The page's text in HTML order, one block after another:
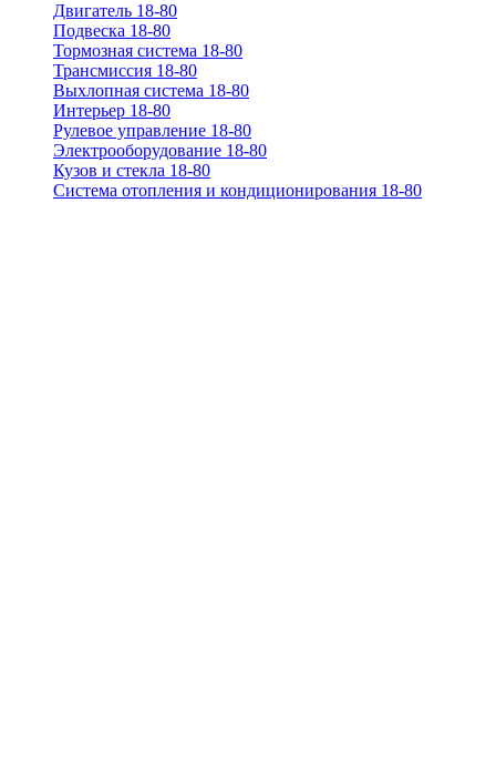
Двигатель 18-80
Подвеска 18-80
Тормозная система 18-80
Трансмиссия 18-80
Выхлопная система 18-80
Интерьер 18-80
Рулевое управление 18-80
Электрооборудование 18-80
Кузов и стекла 18-80
Система отопления и кондиционирования 18-80